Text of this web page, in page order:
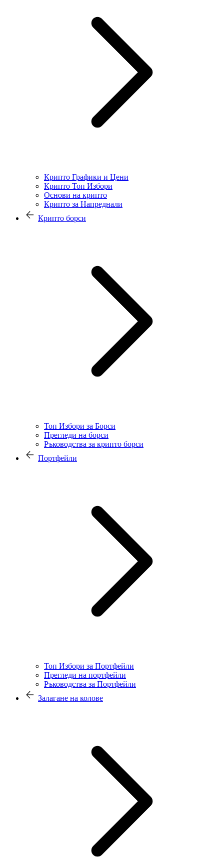
Крипто Графики и Цени
Крипто Топ Избори
Основи на крипто
Крипто за Напреднали
Крипто борси
Топ Избори за Борси
Прегледи на борси
Ръководства за крипто борси
Портфейли
Топ Избори за Портфейли
Прегледи на портфейли
Ръководства за Портфейли
Залагане на колове